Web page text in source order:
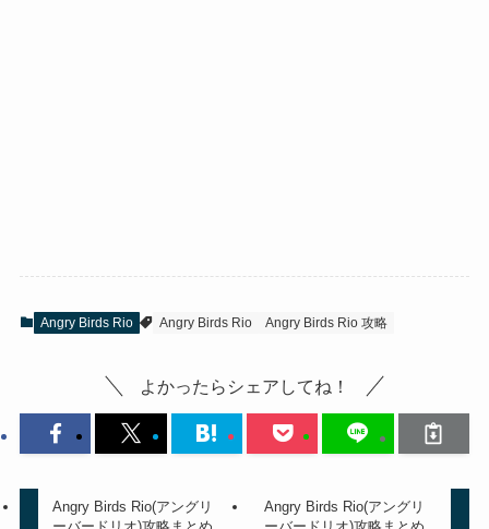
Angry Birds Rio Angry Birds Rio Angry Birds Rio 攻略
よかったらシェアしてね！
Angry Birds Rio(アングリ
Angry Birds Rio(アングリ